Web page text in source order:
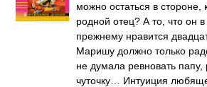
можно остаться в стороне,
родной отец? А то, что он
прежнему нравится
Маришу должно только
не думала ревновать папу,
чуточку… Интуиция